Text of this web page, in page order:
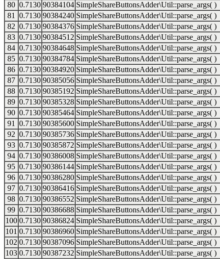
80 0.7130 90384104 SimpleShareButtonsAdder\Util::parse_args( )
81
0.7130 90384240 SimpleShareButtonsAdder\Util::parse_args( )
82 0.7130 90384376 SimpleShareButtonsAdder\Util::parse_args( )
83 0.7130 90384512 SimpleShareButtonsAdder\Util::parse_args( )
84 0.7130 90384648 SimpleShareButtonsAdder\Util::parse_args( )
85 0.7130 90384784 SimpleShareButtonsAdder\Util::parse_args( )
86 0.7130 90384920 SimpleShareButtonsAdder\Util::parse_args( )
87 0.7130 90385056 SimpleShareButtonsAdder\Util::parse_args( )
88 0.7130 90385192 SimpleShareButtonsAdder\Util::parse_args( )
89 0.7130 90385328 SimpleShareButtonsAdder\Util::parse_args( )
90 0.7130 90385464 SimpleShareButtonsAdder\Util::parse_args( )
91
0.7130 90385600 SimpleShareButtonsAdder\Util::parse_args( )
92 0.7130 90385736 SimpleShareButtonsAdder\Util::parse_args( )
93 0.7130 90385872 SimpleShareButtonsAdder\Util::parse_args( )
94 0.7130 90386008 SimpleShareButtonsAdder\Util::parse_args( )
95 0.7130 90386144 SimpleShareButtonsAdder\Util::parse_args( )
96 0.7130 90386280 SimpleShareButtonsAdder\Util::parse_args( )
97 0.7130 90386416 SimpleShareButtonsAdder\Util::parse_args( )
98 0.7130 90386552 SimpleShareButtonsAdder\Util::parse_args( )
99 0.7130 90386688 SimpleShareButtonsAdder\Util::parse_args( )
100 0.7130 90386824 SimpleShareButtonsAdder\Util::parse_args( )
101 0.7130 90386960 SimpleShareButtonsAdder\Util::parse_args( )
102 0.7130 90387096 SimpleShareButtonsAdder\Util::parse_args( )
103 0.7130 90387232 SimpleShareButtonsAdder\Util::parse_args( )